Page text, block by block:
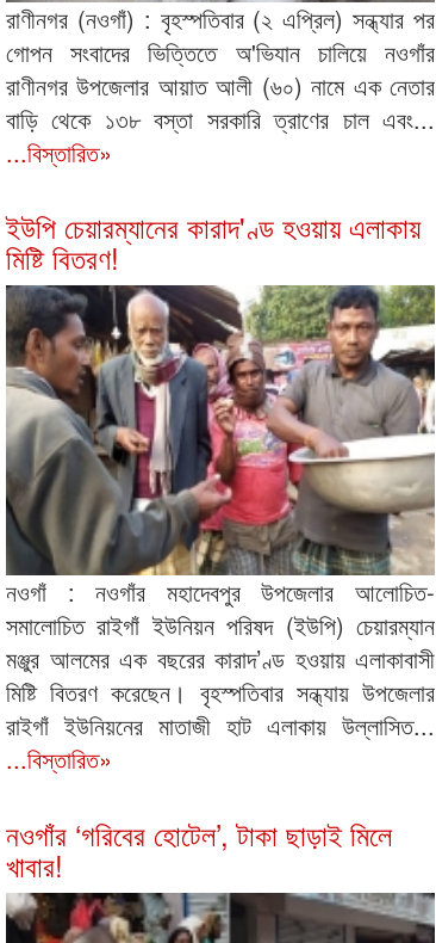
রাণীনগর (নওগাঁ) : বৃহস্পতিবার (২ এপ্রিল) সন্ধ্যার পর
গোপন সংবাদের ভিত্তিতে অ'ভিযান চালিয়ে নওগাঁর
রাণীনগর উপজেলার আয়াত আলী (৬০) নামে এক নেতার
বাড়ি থেকে ১৩৮ বস্তা সরকারি ত্রাণের চাল এবং...
...বিস্তারিত»
ইউপি চেয়ারম্যানের কারাদ'ণ্ড হওয়ায় এলাকায়
মিষ্টি বিতরণ!
নওগাঁ : নওগাঁর মহাদেবপুর উপজেলার আলোচিত-
সমালোচিত রাইগাঁ ইউনিয়ন পরিষদ (ইউপি) চেয়ারম্যান
মঞ্জুর আলমের এক বছরের কারাদ’ণ্ড হওয়ায় এলাকাবাসী
মিষ্টি বিতরণ করেছেন। বৃহস্পতিবার সন্ধ্যায় উপজেলার
রাইগাঁ ইউনিয়নের মাতাজী হাট এলাকায় উল্লাসিত...
...বিস্তারিত»
নওগাঁর ‘গরিবের হোটেল’, টাকা ছাড়াই মিলে
খাবার!